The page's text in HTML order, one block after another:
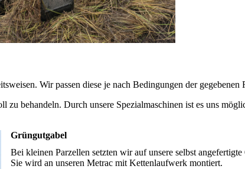
Wir passen diese je nach Bedingungen der gegebenen
zu behandeln. Durch unsere Spezialmaschinen ist es uns
Grüngutgabel
Bei kleinen Parzellen setzten wir auf unsere selbst
Sie wird an unseren Metrac mit Kettenlaufwerk montiert.